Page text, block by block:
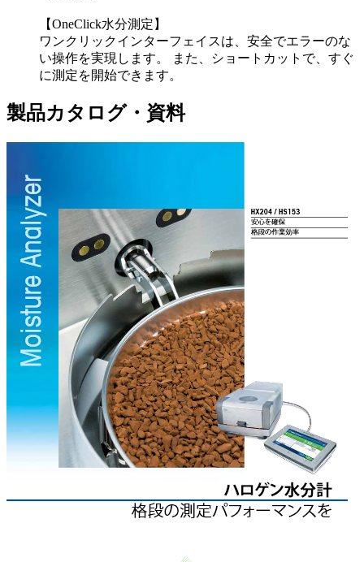
【OneClick水分測定】
ワンクリックインターフェイスは、安全でエラーのな
い操作を実現します。 また、ショートカットで、すぐ
に測定を開始できます。
製品カタログ・資料